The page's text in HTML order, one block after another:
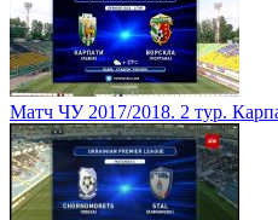
Матч ЧУ 2017/2018. 2 тур.